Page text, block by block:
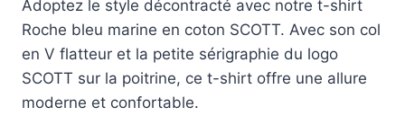
Adoptez le style décontracté avec notre t-shirt
Roche bleu marine en coton SCOTT. Avec son col
en V flatteur et la petite sérigraphie du logo
SCOTT sur la poitrine, ce t-shirt offre une allure
moderne et confortable.